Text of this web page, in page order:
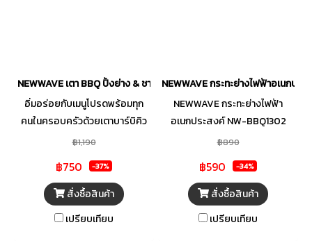
NEWWAVE เตา BBQ ปิ้งย่าง & ชาบู รุ่น BBQ-1502
อิ่มอร่อยกับเมนูโปรดพร้อมทุก
คนในครอบครัวด้วยเตาบาร์บิคิว
NEWWAVE BBQ-1502 ที่
ประกอบอาหารได้อย่างหลาก
หลายในเวลาเดียวกันทั้งเตาปิ้งย่าง
เคลือบสารกันติดและหม้อสุกี้
พร้อมฝาแก้วโปร่งใสมองเห็น
฿1,190
฿750 -37%
สั่งซื้อสินค้า
เปรียบเทียบ
NEWWAVE กระทะย่างไฟฟ้าอเนกปร
NEWWAVE กระทะย่างไฟฟ้า
อเนกประสงค์ NW-BBQ1302
สีดำ
฿890
฿590 -34%
สั่งซื้อสินค้า
เปรียบเทียบ